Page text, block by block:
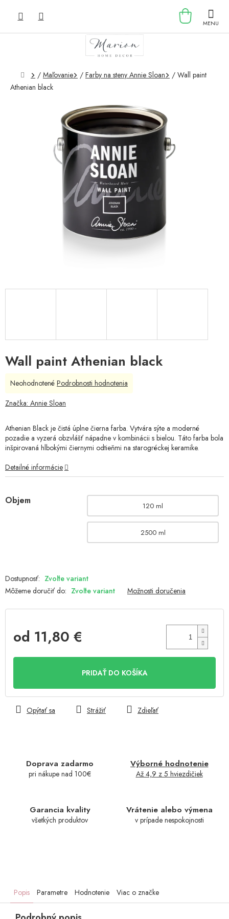
KOŠÍK
Domov
/ Maľovanie / Farby na steny Annie Sloan / Wall paint
Athenian black
Wall paint Athenian black
Objem 120 ml
2500 ml
Zvoľte variant
Môžeme doručiť do: Zvoľte variant Možnosti doručenia
od 11,80 €
PRIDAŤ DO KOŠÍKA
Doprava zadarmo
pri nákupe nad 100€
Výborné hodnotenie
Až 4,9 z 5 hviezdičiek
Garancia kvality
všetkých produktov
Vrátenie alebo výmena
v prípade nespokojnosti
Athenian Black je čistá úplne čierna farba. Vytvára sýte a moderné
pozadie a vyzerá obzvlášť nápadne v kombinácii s bielou. Táto farba bola
inšpirovaná hlbokými čiernymi odtieňmi na starogréckej keramike.
Detailné informácie
Opýtať sa Strážiť Zdieľať
Priemerné
produktu
z
5
hviezdičiek.
Neohodnotené Podrobnosti hodnotenia
Značka: Annie Sloan
Popis Parametre Hodnotenie Viac o značke